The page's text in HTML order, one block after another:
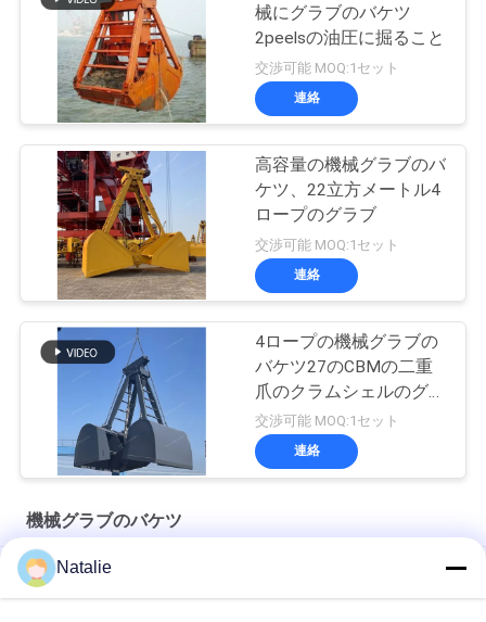
械にグラブのバケツ
2peelsの油圧に掘ること
交渉可能 MOQ:1セット
連絡
高容量の機械グラブのバ
ケツ、22立方メートル4
ロープのグラブ
交渉可能 MOQ:1セット
連絡
4ロープの機械グラブの
バケツ27のCBMの二重
爪のクラムシェルのグラ
ブ
交渉可能 MOQ:1セット
連絡
機械グラブのバケツ
浚渫油圧クラムシェルのグラブ
Natalie